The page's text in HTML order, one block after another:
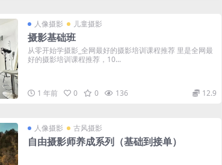
人像摄影 儿童摄影
摄影基础班
从零开始学摄影_全网最好的摄影培训课程推荐 里是全网最
好的摄影培训课程推荐，10...
1 年前 0 0 136 12.9
人像摄影 古风摄影
自由摄影师养成系列（基础到接单）